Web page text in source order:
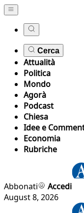
Cerca
Attualità
Politica
Mondo
Agorà
Podcast
Chiesa
Idee e
Economia
Rubriche
Abbonati
Accedi
August 8, 2026